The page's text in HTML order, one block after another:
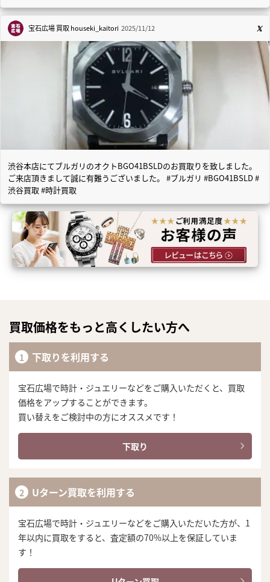
宝石広場 買取houseki_kaitori 2025/11/12
渋谷本店にてブルガリのオクトBGO41BSLDのお買取りを致しました。
ご来店頂きまして誠に有難うございました。 #ブルガリ #BGO41BSLD #
渋谷買取 #時計買取
買取価格をもっと高くしたい方へ
下取りを利用する
宝石広場で時計・ジュエリーなどをご購入いただくと、買取
価格をアップすることができます。
買い替えをご検討中の方にオススメです！
下取り
Uターン買取を利用する
宝石広場で時計・ジュエリーなどをご購入いただいた方が、1
年以内に買取をすると、査定額の70%以上を保証していま
す！